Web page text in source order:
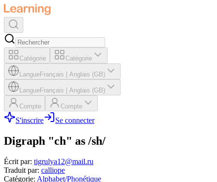
Catégorie Catégorie
LangueFrançais Anglais (GB)
LangueFrançais Anglais (GB)
Compte Compte
S'inscrire Se connecter
Digraph "ch" as /sh/
Écrit par: tigrulya12@mail.ru
Traduit par: calliope
Catégorie: Alphabet/Phonétique